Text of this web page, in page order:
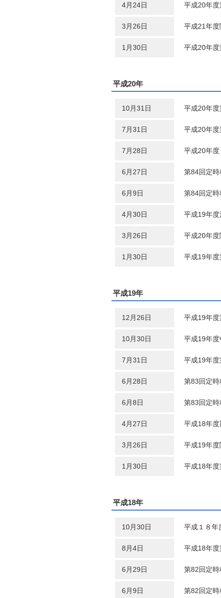
4月24日 平成20年
3月26日 平成21年
1月30日 平成20年
平成20年
10月31日 平成20年
7月31日 平成20年
7月28日 平成20年
6月27日 第84回定
6月9日 第84回定
4月30日 平成19年
3月26日 平成20年
1月30日 平成19年
平成19年
12月26日 平成19年
10月30日 平成19年
7月31日 平成19年
6月28日 第83回定
6月8日 第83回定
4月27日 平成18年
3月26日 平成19年
1月30日 平成18年
平成18年
10月30日 平成１８年
8月4日 平成18年
6月29日 第82回定
6月9日 第82回定